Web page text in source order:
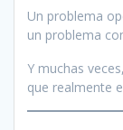
Un problema
un problema
Y muchas
que realmente